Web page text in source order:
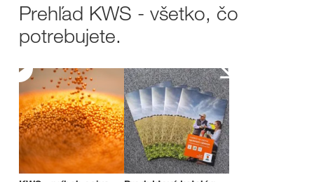
Prehľad KWS - všetko, čo
potrebujete.